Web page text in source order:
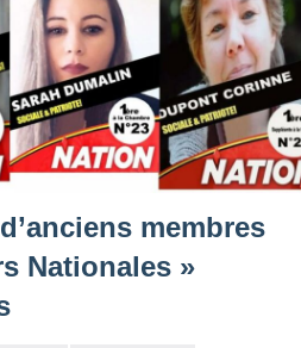
membres
Nationales »